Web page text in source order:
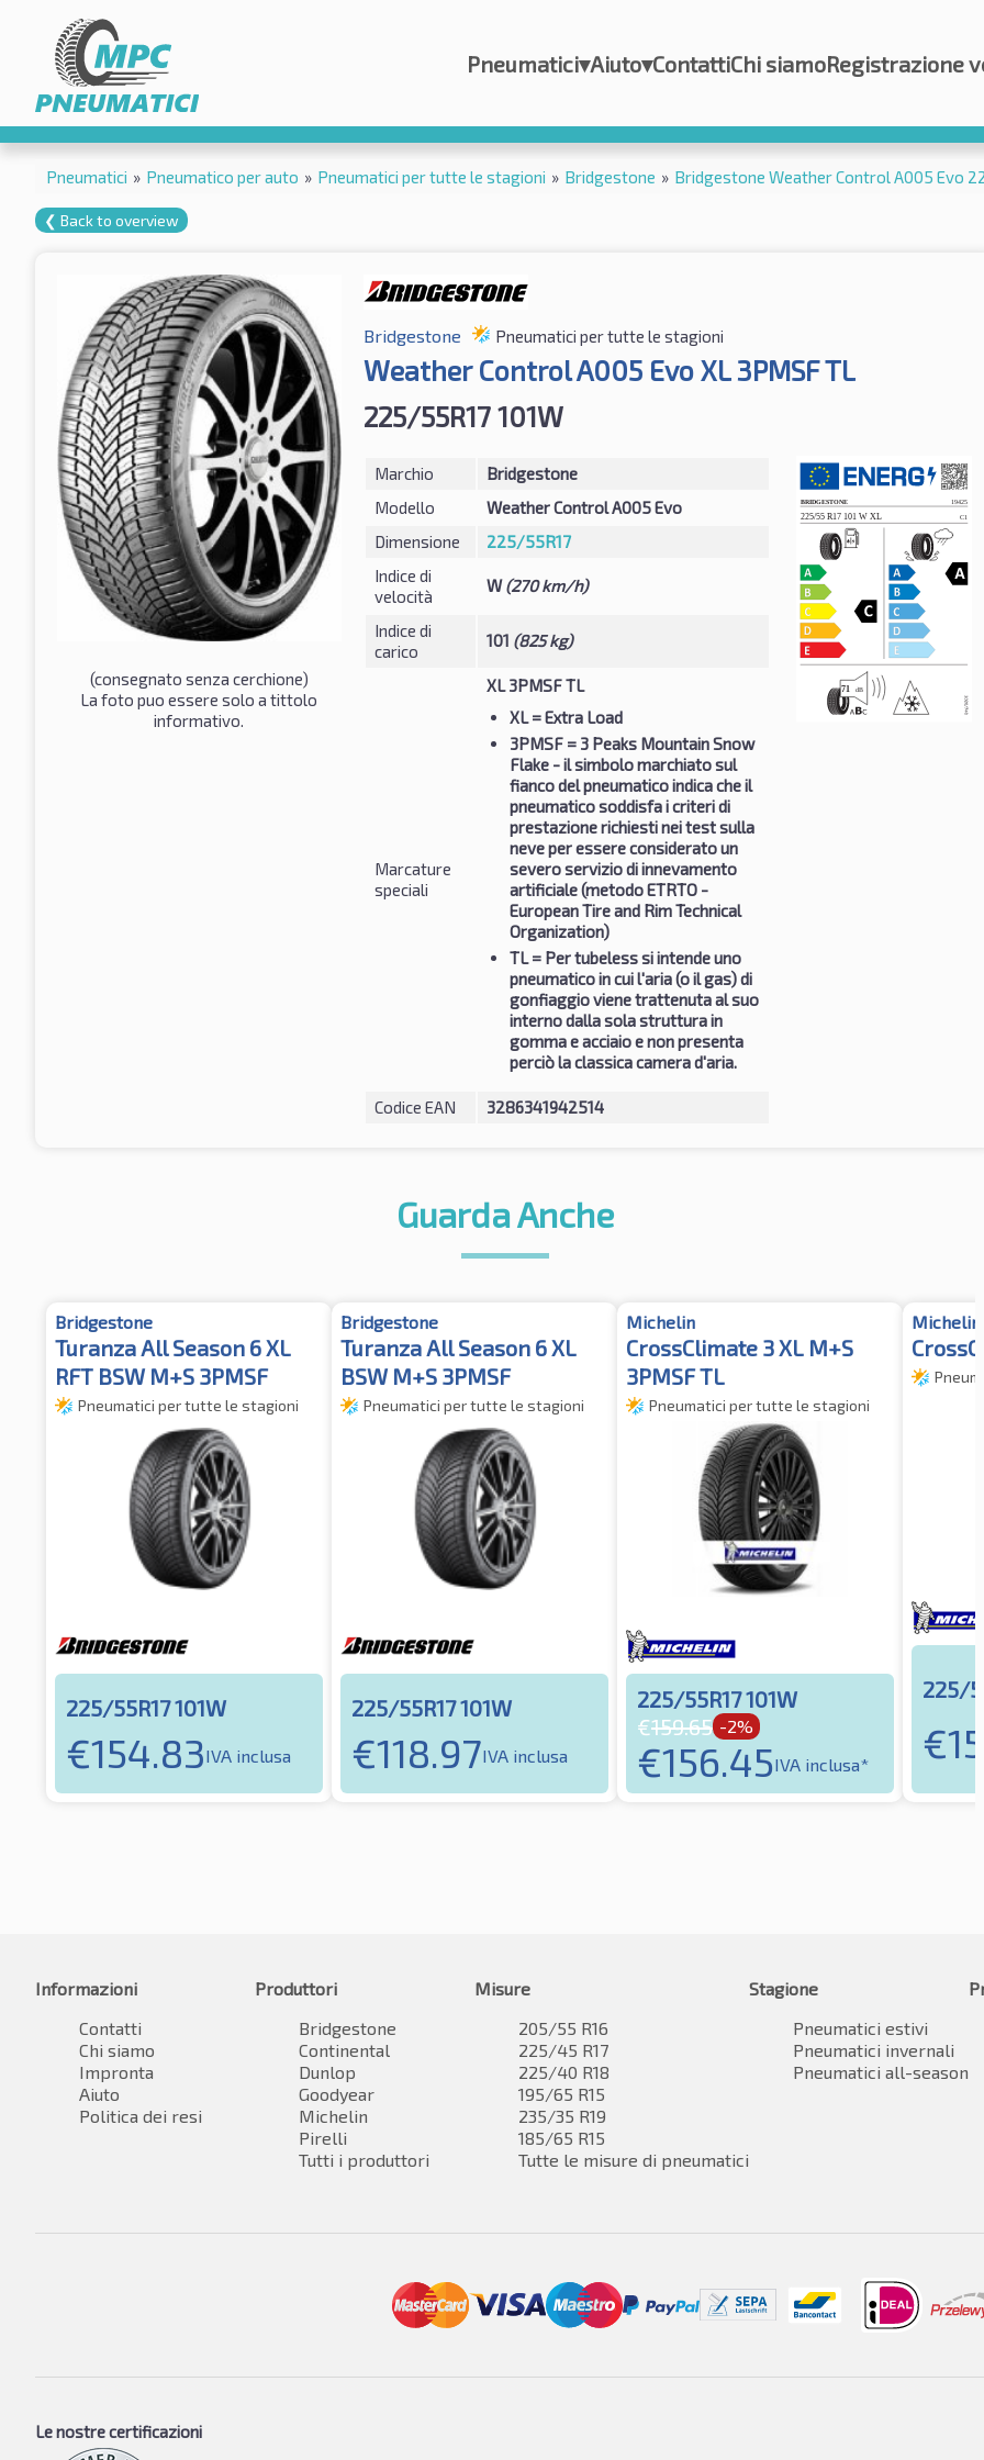
Pneumatici▾Aiuto▾ContattiChi siamoRegistrazione
Pneumatici » Pneumatico per auto » Pneumatici per tutte le stagioni » Bridgestone » Bridgestone Weather Control A005 Evo
❮ Back to overview
(consegnato senza cerchione)
La foto puo essere solo a tittolo
informativo.
Bridgestone Pneumatici per tutte le stagioni
Weather Control A005 Evo XL 3PMSF TL
225/55R17 101W
Marchio
Bridgestone
Modello
Weather Control A005 Evo
Dimensione
225/55R17
Indice di
velocità
W(270 km/h)
Indice di
carico
101 (825 kg)
Marcature
speciali
XL 3PMSF TL
XL= Extra Load
3PMSF= 3 Peaks Mountain Snow
Flake - il simbolo marchiato sul
fianco del pneumatico indica che il
pneumatico soddisfa i criteri di
prestazione richiesti nei test sulla
neve per essere considerato un
severo servizio di innevamento
artificiale (metodo ETRTO -
European Tire and Rim Technical
Organization)
TL= Per tubeless si intende uno
pneumatico in cui l'aria (o il gas) di
gonfiaggio viene trattenuta al suo
interno dalla sola struttura in
gomma e acciaio e non presenta
perciò la classica camera d'aria.
Codice EAN 3286341942514
Guarda Anche
Bridgestone
Turanza All Season 6 XL
RFT BSW M+S 3PMSF
Pneumatici per tutte le stagioni
225/55R17 101W
€154.83IVA inclusa
Bridgestone
Turanza All Season 6 XL
BSW M+S 3PMSF
Pneumatici per tutte le stagioni
225/55R17 101W
€118.97IVA inclusa
Michelin
CrossClimate 3 XL M+S
3PMSF TL
Pneumatici per tutte le stagioni
225/55R17 101W
€159.65 -2%
€156.45IVA inclusa*
Michelin
225/
€
Informazioni
Contatti
Chi siamo
Impronta
Aiuto
Politica dei resi
Produttori
Bridgestone
Continental
Dunlop
Goodyear
Michelin
Pirelli
Tutti i produttori
Misure
205/55 R16
225/45 R17
225/40 R18
195/65 R15
235/35 R19
185/65 R15
Tutte le misure di pneumatici
Stagione
Pneumatici estivi
Pneumatici invernali
Pneumatici all-season
Le nostre certificazioni